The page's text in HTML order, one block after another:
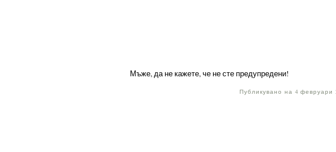
Мъже, да не кажете, че не сте предупредени!
Публикувано на 4 февруари